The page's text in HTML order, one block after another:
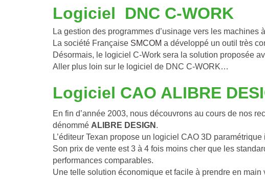
Logiciel  DNC C-WORK
La gestion des programmes d’usinage vers les
La société Française SMCOM a développé un outil très
Désormais, le logiciel C-Work sera la solution proposée
Aller plus loin sur le logiciel de DNC C-WORK…
Logiciel CAO ALIBRE
En fin d’année 2003, nous découvrons au cours de nos
dénommé ALIBRE DESIGN .
L’éditeur Texan propose un logiciel CAO 3D
Son prix de vente est 3 à 4 fois moins cher que les
performances comparables.
Une telle solution économique et facile à prendre en